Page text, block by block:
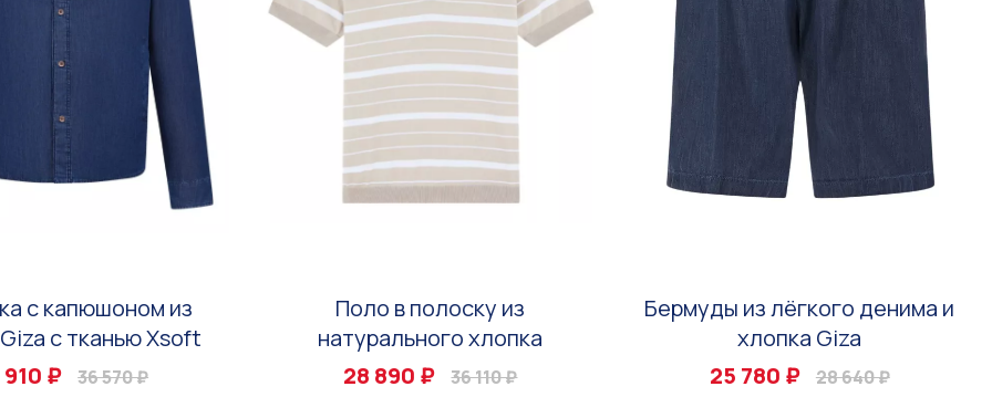
с капюшоном из
с тканью Xsoft
910 ₽
36 570 ₽
Поло в полоску из
натурального хлопка
28 890 ₽
36 110 ₽
Бермуды из лёгкого денима и
хлопка Giza
25 780 ₽
28 640 ₽